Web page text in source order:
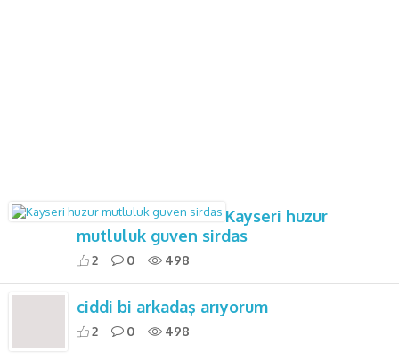
Kayseri huzur
mutluluk guven sirdas
2 0 498
ciddi bi arkadaş arıyorum
2 0 498